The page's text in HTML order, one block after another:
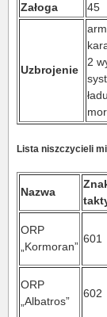
Załoga
45
Uzbrojenie
2
Lista niszczycieli
Nazwa
ORP
„Kormoran”
601
ORP
„Albatros”
602